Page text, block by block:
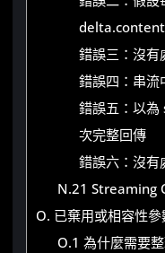
delta.content
錯誤三：沒
錯誤四：串流
錯誤五：以
次完整回傳
錯誤六：沒
N.21 Streaming
O. 已棄用或相容性
O.1 為什麼需要